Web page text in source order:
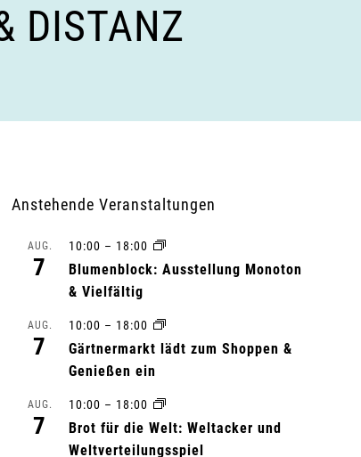
DISTANZ
Anstehende Veranstaltungen
AUG.
7
10:00 – 18:00
Blumenblock: Ausstellung Monoton
& Vielfältig
AUG.
7
10:00 – 18:00
Gärtnermarkt lädt zum Shoppen &
Genießen ein
AUG.
7
10:00 – 18:00
Brot für die Welt: Weltacker und
Weltverteilungsspiel